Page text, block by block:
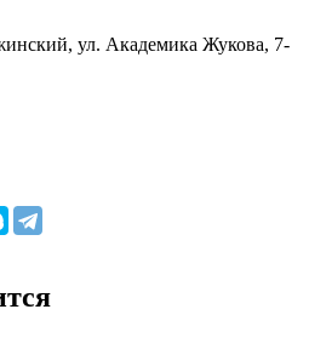
ул. Академика Жукова, 7-